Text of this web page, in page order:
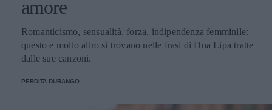
amore
Romanticismo, sensualità, forza, indipendenza femminile:
questo e molto altro si trovano nelle frasi di Dua Lipa tratte
dalle sue canzoni.
PERDITA DURANGO